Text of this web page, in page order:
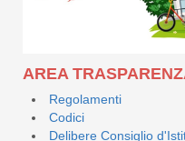
AREA
Regolamenti
Codici
Delibere Consiglio